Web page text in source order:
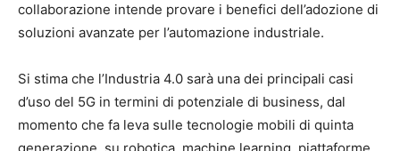
collaborazione intende provare i benefici dell’adozione di
soluzioni avanzate per l’automazione industriale.
Si stima che l’Industria 4.0 sarà una dei principali casi
d’uso del 5G in termini di potenziale di business, dal
momento che fa leva sulle tecnologie mobili di quinta